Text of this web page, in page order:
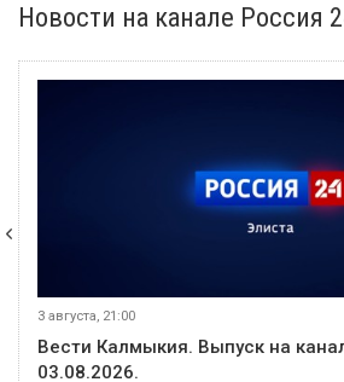
Новости на канале Россия
3 августа, 21:00
Вести Калмыкия. Выпуск на
03.08.2026.